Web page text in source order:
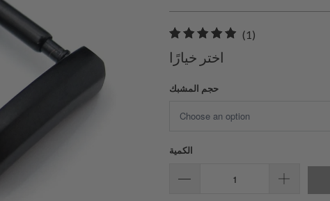
(1)
اختر خيارًا
حجم المشبك
الكمية